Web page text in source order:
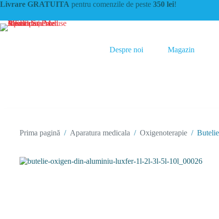
Sari
conținut
Livrare GRATUITA pentru comenzile de peste 350 lei!
Despre noi Magazin
Prima pagină / Aparatura medicala / Oxigenoterapie /